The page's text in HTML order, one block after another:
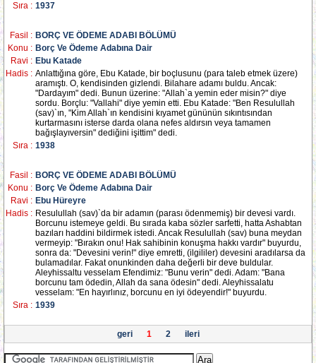
Sıra : 1937
Fasil : BORÇ VE ÖDEME ADABI BÖLÜMÜ
Konu : Borç Ve Ödeme Adabına Dair
Ravi : Ebu Katade
Hadis : Anlattığına göre, Ebu Katade, bir boçlusunu (para taleb etmek üzere)
aramıştı. O, kendisinden gizlendi. Bilahare adamı buldu. Ancak:
"Dardayım" dedi. Bunun üzerine: "Allah`a yemin eder misin?" diye
sordu. Borçlu: "Vallahi" diye yemin etti. Ebu Katade: "Ben Resulullah
(sav)`ın, "Kim Allah`ın kendisini kıyamet gününün sıkıntısından
kurtarmasını isterse darda olana nefes aldırsın veya tamamen
bağışlayıversin" dediğini işittim" dedi.
Sıra : 1938
Fasil : BORÇ VE ÖDEME ADABI BÖLÜMÜ
Konu : Borç Ve Ödeme Adabına Dair
Ravi : Ebu Hüreyre
Hadis : Resulullah (sav)`da bir adamın (parası ödenmemiş) bir devesi vardı.
Borcunu istemeye geldi. Bu sırada kaba sözler sarfetti, hatta Ashabtan
bazıları haddini bildirmek istedi. Ancak Resulullah (sav) buna meydan
vermeyip: "Bırakın onu! Hak sahibinin konuşma hakkı vardır" buyurdu,
sonra da: "Devesini verin!" diye emretti, (ilgililer) devesini aradılarsa da
bulamadılar. Fakat onunkinden daha değerli bir deve buldular.
Aleyhissaltu vesselam Efendimiz: "Bunu verin" dedi. Adam: "Bana
borcunu tam ödedin, Allah da sana ödesin" dedi. Aleyhissalatu
vesselam: "En hayırlınız, borcunu en iyi ödeyendir!" buyurdu.
Sıra : 1939
geri 1 2 ileri